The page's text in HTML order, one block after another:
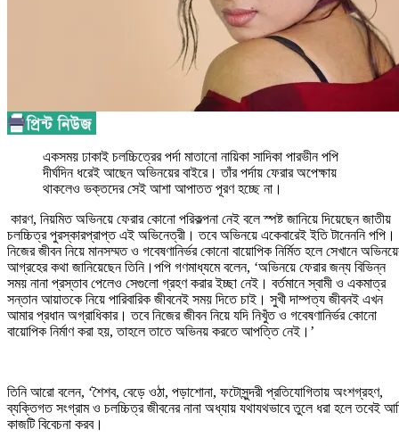
একসময় ঢাকাই চলচ্চিত্রের পর্দা মাতানো নায়িকা সাদিকা পারভীন পপি
দীর্ঘদিন ধরেই আছেন অভিনয়ের বাইরে। তাঁর পর্দায় ফেরার অপেক্ষায়
থাকলেও ভক্তদের সেই আশা আপাতত পূরণ হচ্ছে না।
কারণ, নিয়মিত অভিনয়ে ফেরার কোনো পরিকল্পনা নেই বলে স্পষ্ট জানিয়ে দিয়েছেন জাতীয়
চলচ্চিত্র পুরস্কারপ্রাপ্ত এই অভিনেত্রী। তবে অভিনয়ে একেবারেই ইতি টানেননি পপি।
নিজের জীবন নিয়ে মানসম্মত ও গবেষণানির্ভর কোনো বায়োপিক নির্মিত হলে সেখানে
আগ্রহের কথা জানিয়েছেন তিনি।পপি গণমাধ্যমে বলেন, ‘অভিনয়ে ফেরার জন্য বিভিন্ন
সময় নানা প্রস্তাব পেলেও সেগুলো গ্রহণ করার ইচ্ছা নেই। বর্তমানে স্বামী ও একমাত্র
সন্তান আয়াতকে নিয়ে পারিবারিক জীবনেই সময় দিতে চাই। সুখী দাম্পত্য জীবনই এখন
আমার প্রধান অগ্রাধিকার। তবে নিজের জীবন নিয়ে যদি নিখুঁত ও গবেষণানির্ভর কোনো
বায়োপিক নির্মাণ করা হয়, তাহলে তাতে অভিনয় করতে আপত্তি নেই।’
তিনি আরো বলেন, ‘শৈশব, বেড়ে ওঠা, পড়াশোনা, ফটোসুন্দরী প্রতিযোগিতায় অংশগ্রহণ,
ব্যক্তিগত সংগ্রাম ও চলচ্চিত্র জীবনের নানা অধ্যায় যথাযথভাবে তুলে ধরা হলে তবেই
কাজটি বিবেচনা করব।